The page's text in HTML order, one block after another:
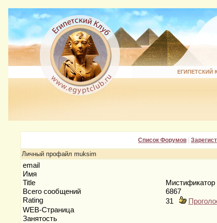
ЕГИПЕТСКИЙ
Список Форумов
Личный профайл muksim
email
Имя
Title
Мистификатор
Всего сообщений
6867
Rating
31
WEB-Страница
Занятость